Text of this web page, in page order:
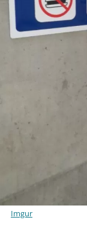
Imgur